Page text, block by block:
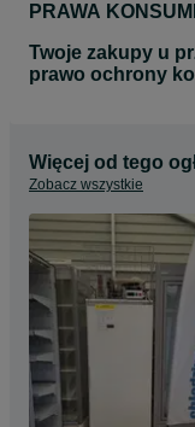
PRAWA
Twoje zakupy u
prawo ochrony
Więcej od tego
Zobacz wszystkie